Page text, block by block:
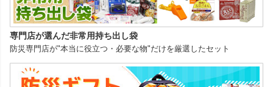
専門店が選んだ非常用持ち出し袋
防災専門店が"本当に役立つ・必要な物"だけを厳選したセット